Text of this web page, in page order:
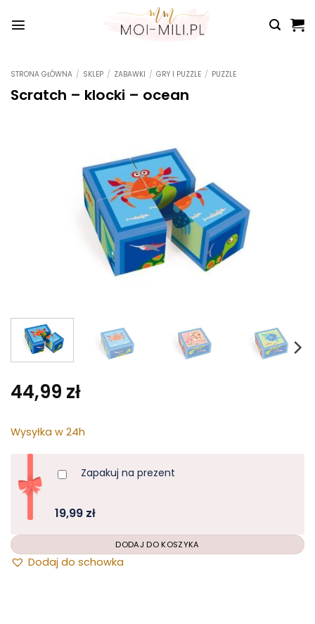
do
STRONA GŁÓWNA / SKLEP / ZABAWKI / GRY I PUZZLE / PUZZLE
Scratch – klocki – ocean
44,99 zł
Wysyłka w 24h
Zapakuj na prezent
19,99 zł
Dodaj do schowka